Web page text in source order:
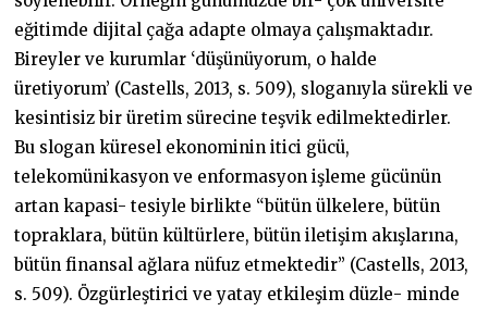
eğitimde dijital çağa adapte olmaya çalışmaktadır.
Bireyler ve kurumlar ‘düşünüyorum, o halde
üretiyorum’ (Castells, 2013, s. 509), sloganıyla sürekli ve
kesintisiz bir üretim sürecine teşvik edilmektedirler.
Bu slogan küresel ekonominin itici gücü,
telekomünikasyon ve enformasyon işleme gücünün
artan kapasi- tesiyle birlikte “bütün ülkelere, bütün
topraklara, bütün kültürlere, bütün iletişim akışlarına,
bütün finansal ağlara nüfuz etmektedir” (Castells, 2013,
s. 509). Özgürleştirici ve yatay etkileşim düzle- minde